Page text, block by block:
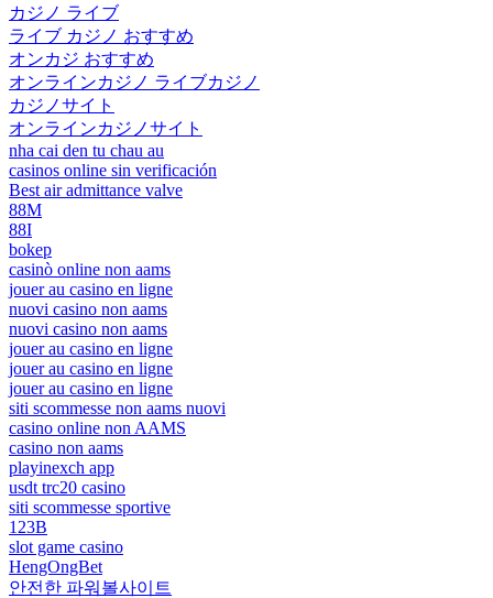
カジノ ライブ
ライブ カジノ おすすめ
オンカジ おすすめ
オンラインカジノ ライブカジノ
カジノサイト
オンラインカジノサイト
nha cai den tu chau au
casinos online sin verificación
Best air admittance valve
88M
88I
bokep
casinò online non aams
jouer au casino en ligne
nuovi casino non aams
nuovi casino non aams
jouer au casino en ligne
jouer au casino en ligne
jouer au casino en ligne
siti scommesse non aams nuovi
casino online non AAMS
casino non aams
playinexch app
usdt trc20 casino
siti scommesse sportive
123B
slot game casino
HengOngBet
안전한 파워볼사이트